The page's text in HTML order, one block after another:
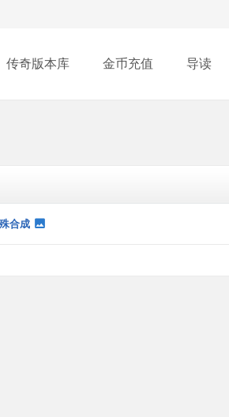
传奇版本库 金币充值 导读
合成